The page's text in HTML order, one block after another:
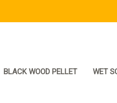
BLACK WOOD PELLET WET